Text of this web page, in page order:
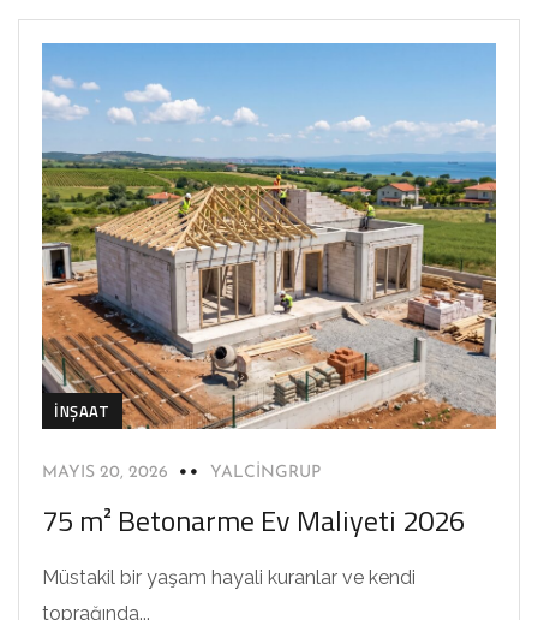
İNŞAAT
MAYIS 20, 2026 YALCINGRUP
75 m² Betonarme Ev Maliyeti 2026
Müstakil bir yaşam hayali kuranlar ve kendi
toprağında...